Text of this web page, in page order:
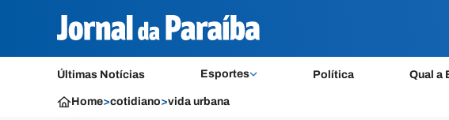
Últimas Notícias Esportes Política Qual a
Home>cotidiano>vida urbana